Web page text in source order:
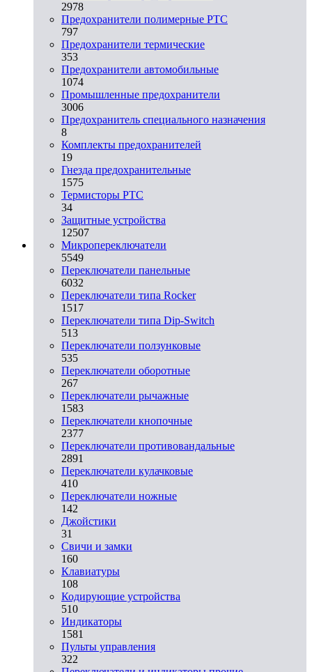
2978
Предохранители полимерные PTC
797
Предохранители термические
353
Предохранители автомобильные
1074
Промышленные предохранители
3006
Предохранитель специального назначения
8
Комплекты предохранителей
19
Гнезда предохранительные
1575
Термисторы PTC
34
Защитные устройства
12507
Микропереключатели
5549
Переключатели панельные
6032
Переключатели типа Rocker
1517
Переключатели типа Dip-Switch
513
Переключатели ползунковые
535
Переключатели оборотные
267
Переключатели рычажные
1583
Переключатели кнопочные
2377
Переключатели противовандальные
2891
Переключатели кулачковые
410
Переключатели ножные
142
Джойстики
31
Свичи и замки
160
Клавиатуры
108
Кодирующие устройства
510
Индикаторы
1581
Пульты управления
322